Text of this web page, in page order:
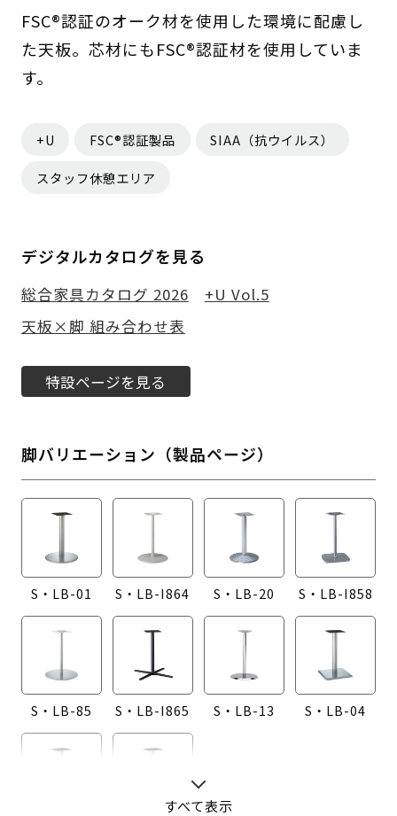
FSC®認証のオーク材を使用した環境に配慮し
た天板。芯材にもFSC®認証材を使用していま
す。
+U FSC®認証製品 SIAA（抗ウイルス）
スタッフ休憩エリア
デジタルカタログを見る
総合家具カタログ 2026
+U Vol.5
天板×脚 組み合わせ表
特設ページを見る
脚バリエーション（製品ページ）
S・LB-01 S・LB-I864 S・LB-20 S・LB-I858
S・LB-85 S・LB-I865 S・LB-13 S・LB-04
すべて表示